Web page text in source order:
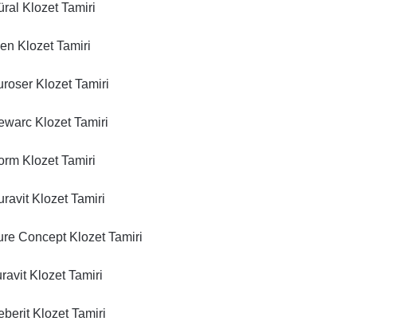
Klozet Tamiri
Klozet Tamiri
Klozet Tamiri
Klozet Tamiri
Klozet Tamiri
Klozet Tamiri
Concept Klozet Tamiri
Klozet Tamiri
Klozet Tamiri